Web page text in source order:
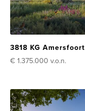
3818 KG Amersfoort
€ 1.375.000 v.o.n.